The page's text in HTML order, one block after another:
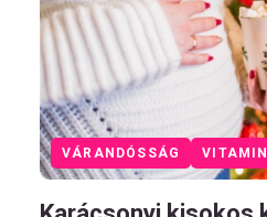
VÁRANDÓSSÁG VITAMIN